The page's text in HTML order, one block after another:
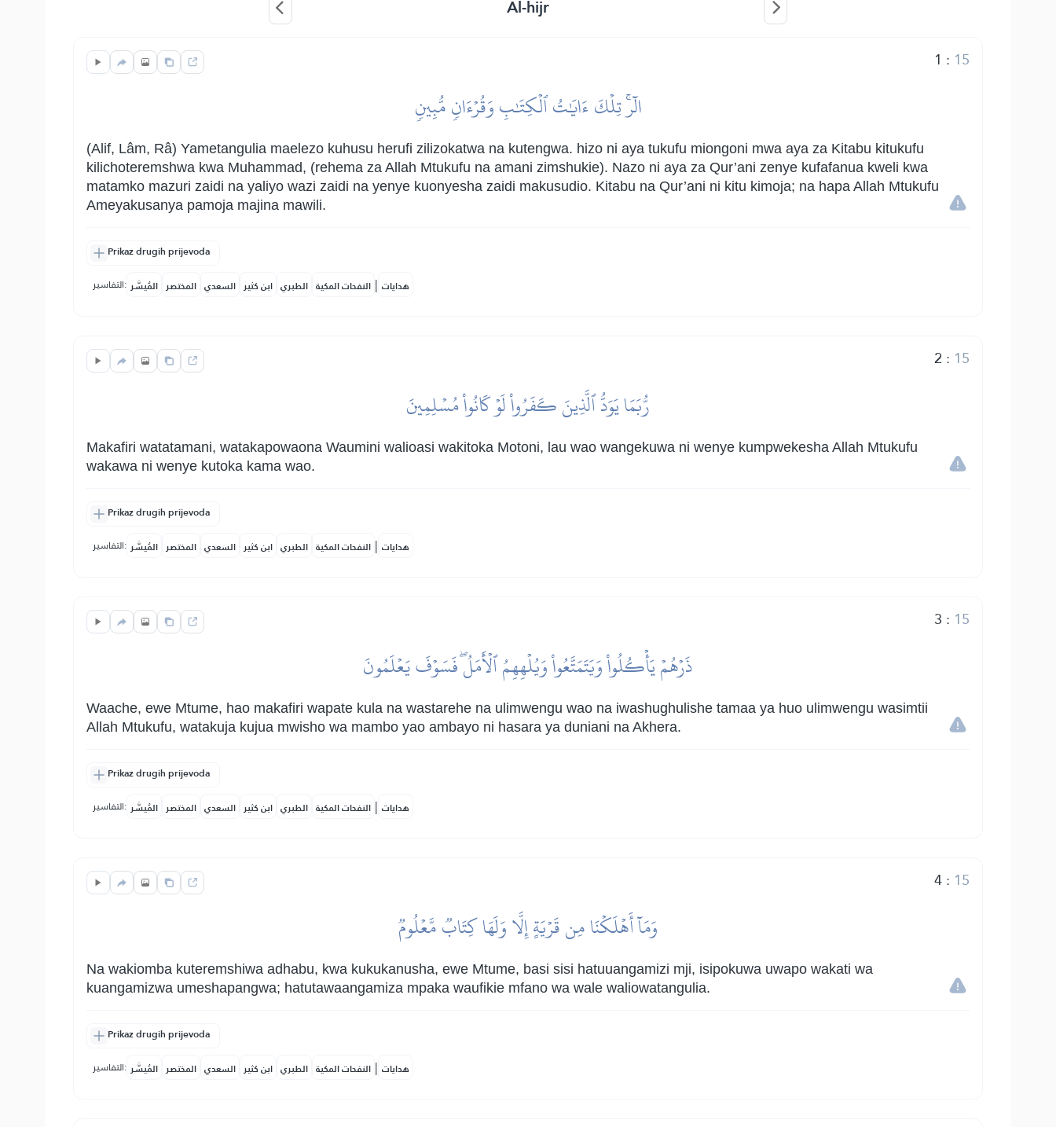
Al-hijr
1 : 15
الٓرۚ تِلۡكَ ءَايَٰتُ ٱلۡكِتَٰبِ وَقُرۡءَانٖ مُّبِينٖ
(Alif, Lâm, Râ) Yametangulia maelezo kuhusu herufi zilizokatwa na kutengwa. hizo ni aya tukufu miongoni mwa aya za Kitabu kitukufu
kilichoteremshwa kwa Muhammad, (rehema za Allah Mtukufu na amani zimshukie). Nazo ni aya za Qur’ani zenye kufafanua kweli kwa
matamko mazuri zaidi na yaliyo wazi zaidi na yenye kuonyesha zaidi makusudio. Kitabu na Qur’ani ni kitu kimoja; na hapa Allah Mtukufu
Ameyakusanya pamoja majina mawili.
Prikaz drugih prijevoda
التفاسير: المُيسَّر المختصر السعدي ابن كثير الطبري النفحات المكية | هدايات
2 : 15
رُّبَمَا يَوَدُّ ٱلَّذِينَ كَفَرُواْ لَوۡ كَانُواْ مُسۡلِمِينَ
Makafiri watatamani, watakapowaona Waumini walioasi wakitoka Motoni, lau wao wangekuwa ni wenye kumpwekesha Allah Mtukufu
wakawa ni wenye kutoka kama wao.
Prikaz drugih prijevoda
التفاسير: المُيسَّر المختصر السعدي ابن كثير الطبري النفحات المكية | هدايات
3 : 15
ذَرۡهُمۡ يَأۡكُلُواْ وَيَتَمَتَّعُواْ وَيُلۡهِهِمُ ٱلۡأَمَلُۖ فَسَوۡفَ يَعۡلَمُونَ
Waache, ewe Mtume, hao makafiri wapate kula na wastarehe na ulimwengu wao na iwashughulishe tamaa ya huo ulimwengu wasimtii
Allah Mtukufu, watakuja kujua mwisho wa mambo yao ambayo ni hasara ya duniani na Akhera.
Prikaz drugih prijevoda
التفاسير: المُيسَّر المختصر السعدي ابن كثير الطبري النفحات المكية | هدايات
4: 15
وَمَآ أَهۡلَكۡنَا مِن قَرۡيَةٍ إِلَّا وَلَهَا كِتَابٞ مَّعۡلُومٞ
Na wakiomba kuteremshiwa adhabu, kwa kukukanusha, ewe Mtume, basi sisi hatuuangamizi mji, isipokuwa uwapo wakati wa
kuangamizwa umeshapangwa; hatutawaangamiza mpaka waufikie mfano wa wale waliowatangulia.
Prikaz drugih prijevoda
التفاسير: المُيسَّر المختصر السعدي ابن كثير الطبري النفحات المكية | هدايات